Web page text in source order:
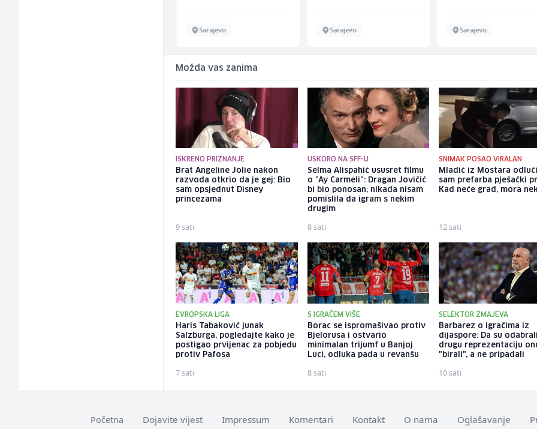
Sarajevo Sarajevo Sarajevo
Možda vas zanima
ISKRENO PRIZNANJE
Brat Angeline Jolie nakon
razvoda otkrio da je gej: Bio
sam opsjednut Disney
princezama
9 sati
USKORO NA SFF-U
Selma Alispahić ususret filmu
o "Ay Carmeli": Dragan Jovičić
bi bio ponosan; nikada nisam
pomislila da igram s nekim
drugim
8 sati
SNIMAK POSAO VIRALAN
Mladić iz Mostara
sam prefarba pješački
Kad neće grad, mora
12 sati
EVROPSKA LIGA
Haris Tabaković junak
Salzburga, pogledajte kako je
postigao prvijenac za pobjedu
protiv Pafosa
7 sati
S IGRAČEM VIŠE
Borac se ispromašivao protiv
Bjelorusa i ostvario
minimalan trijumf u Banjoj
Luci, odluka pada u revanšu
8 sati
SELEKTOR ZMAJEVA
Barbarez o igračima iz
dijaspore: Da su
drugu reprezentaciju
"birali", a ne pripadali
10 sati
Početna Dojavite vijest Impressum Komentari Kontakt O nama Oglašavanje